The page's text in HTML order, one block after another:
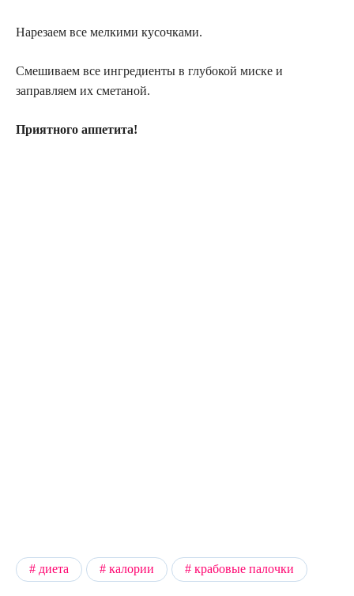
Нарезаем все мелкими кусочками.
Смешиваем все ингредиенты в глубокой миске и
заправляем их сметаной.
Приятного аппетита!
диета калории крабовые палочки